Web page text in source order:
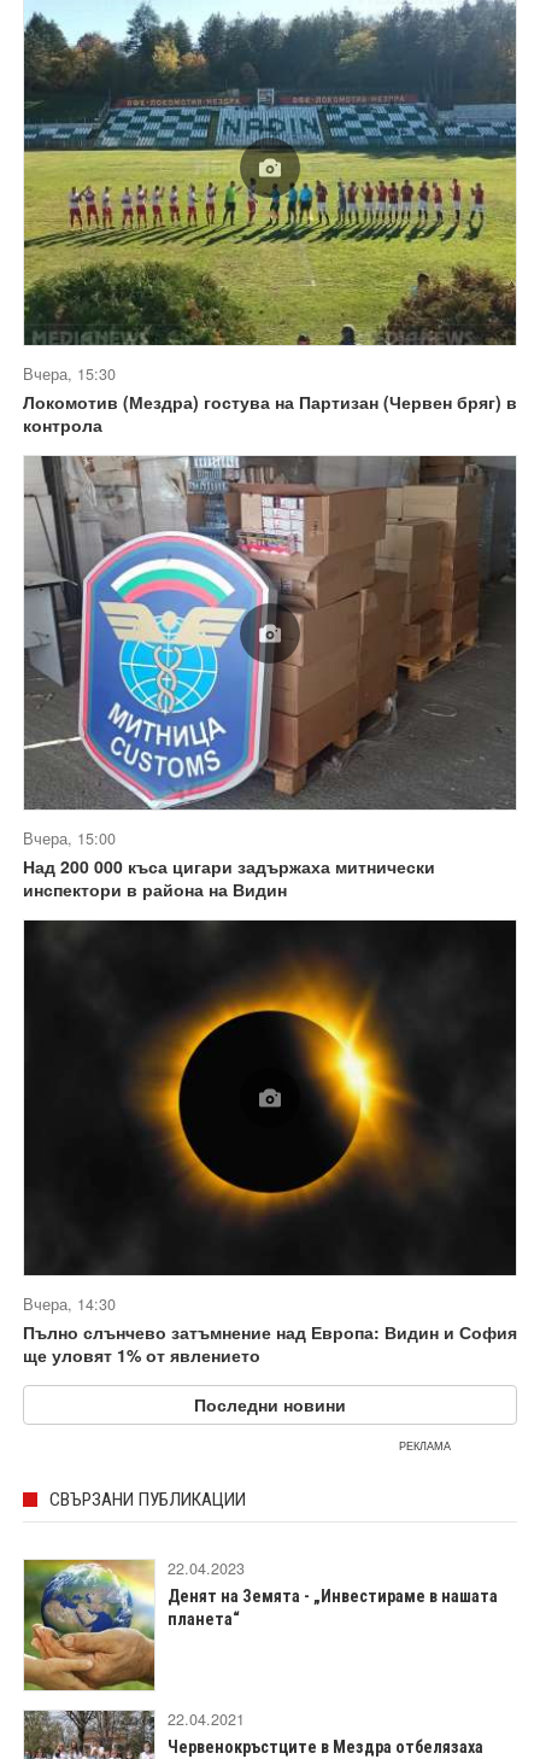
Вчера, 15:30
Локомотив (Мездра) гостува на Партизан (Червен бряг) в
контрола
Вчера, 15:00
Над 200 000 къса цигари задържаха митнически
инспектори в района на Видин
Вчера, 14:30
Пълно слънчево затъмнение над Европа: Видин и София
ще уловят 1% от явлението
Последни новини
РЕКЛАМА
СВЪРЗАНИ ПУБЛИКАЦИИ
22.04.2023
Денят на Земята - „Инвестираме в нашата
планета“
22.04.2021
Червенокръстците в Мездра отбелязаха